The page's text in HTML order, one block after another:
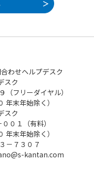
。本サービスを
規約に同意さ
の登録・変更
届出等手続を
が利用方法に従
るものとしま
わせヘルプデスク
スク
（フリーダイヤル）
年末年始除く）
スク
０１（有料）
年末年始除く）
－７３０７
kantan.com